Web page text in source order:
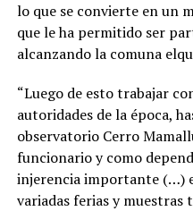
lo que se convierte en un
que le ha permitido ser
alcanzando la comuna
“Luego de esto trabajar
autoridades de la época,
observatorio Cerro
funcionario y como
injerencia importante (…)
variadas ferias y